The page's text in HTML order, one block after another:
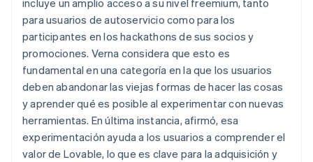
para usuarios de autoservicio como para los
participantes en los hackathons de sus socios y
promociones. Verna considera que esto es
fundamental en una categoría en la que los usuarios
deben abandonar las viejas formas de hacer las cosas
y aprender qué es posible al experimentar con nuevas
herramientas. En última instancia, afirmó, esa
experimentación ayuda a los usuarios a comprender el
valor de Lovable, lo que es clave para la adquisición y